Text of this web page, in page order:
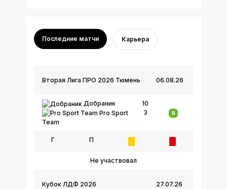
Последние матчи Карьера
06.08.26
Вторая Лига ПРО 2026 Тюмень
Добраник
Pro Sport
Team
10
3
В
Г П
Не участвовал
27.07.26
Кубок ЛДФ 2026